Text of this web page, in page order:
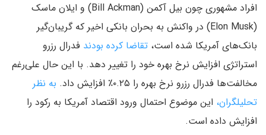
افراد مشهوری چون بیل آکمن (Bill Ackman) و ایلان ماسک
(Elon Musk) در واکنش به بحران بانکی اخیر که گریبان‌گیر
بانک‌های آمریکا شده است، تقاضا کرده بودند فدرال رزرو
استراتژی افزایش نرخ بهره خود را تغییر دهد. با این حال علی‌رغم
مخالفت‌ها فدرال رزرو نرخ بهره را ۰.۲۵٪ افزایش داد.
به نظر
تحلیلگران، این موضوع احتمال ورود اقتصاد آمریکا به رکود را
افزایش داده است.